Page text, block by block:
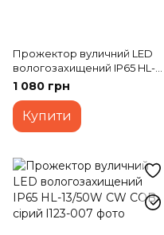
Прожектор вуличний LED
вологозахищений IP65 HL-
12/30W COB сірий
1 080 грн
Купити